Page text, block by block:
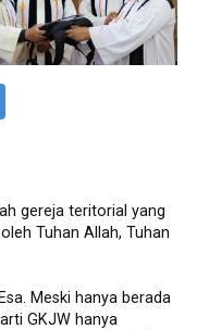
gereja teritorial yang
Tuhan Allah, Tuhan
Meski hanya berada
GKJW hanya